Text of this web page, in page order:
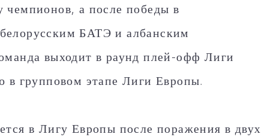
а после победы в
БАТЭ и албанским
выходит в раунд плей-офф Лиги
в групповом этапе Лиги Европы.
в Лигу Европы после поражения в двух